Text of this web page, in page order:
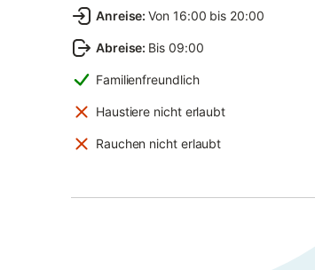
Anreise: Von 16:00 bis 20:00
Abreise: Bis 09:00
Familienfreundlich
Haustiere nicht erlaubt
Rauchen nicht erlaubt